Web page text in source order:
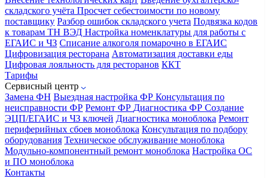
складского учёта Просчет себестоимости по новому
поставщику Разбор ошибок складского учета Подвязка кодов
к товарам ТН ВЭД Настройка номенклатуры для работы с
ЕГАИС и ЧЗ Списание алкоголя помарочно в ЕГАИС
Цифровизация ресторана Автоматизация доставки еды
Цифровая лояльность для ресторанов ККТ
Тарифы
Сервисный центр
Замена ФН Выездная настройка ФР Консультация по
неисправности ФР Ремонт ФР Диагностика ФР Создание
ЭЦП/ЕГАИС и ЧЗ ключей Диагностика моноблока Ремонт
периферийных сбоев моноблока Консультация по подбору
оборудования Техническое обслуживание моноблока
Модульно-компонентный ремонт моноблока Настройка ОС
и ПО моноблока
Контакты